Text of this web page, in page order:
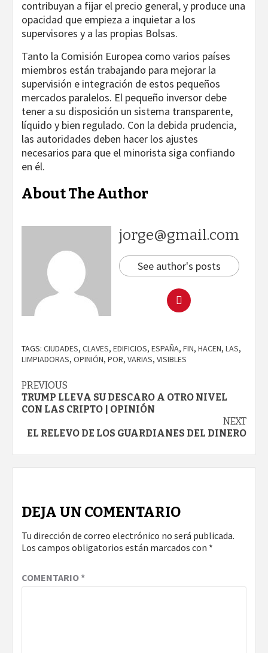
contribuyan a fijar el precio general, y produce una
opacidad que empieza a inquietar a los
supervisores y a las propias Bolsas.
Tanto la Comisión Europea como varios países
miembros están trabajando para mejorar la
supervisión e integración de estos pequeños
mercados paralelos. El pequeño inversor debe
tener a su disposición un sistema transparente,
líquido y bien regulado. Con la debida prudencia,
las autoridades deben hacer los ajustes
necesarios para que el minorista siga confiando
en él.
About The Author
jorge@gmail.com
See author's posts
TAGS: CIUDADES, CLAVES, EDIFICIOS, ESPAÑA, FIN, HACEN, LAS,
LIMPIADORAS, OPINIÓN, POR, VARIAS, VISIBLES
Continue
Reading
PREVIOUS
TRUMP LLEVA SU DESCARO A OTRO NIVEL
CON LAS CRIPTO | OPINIÓN
NEXT
EL RELEVO DE LOS GUARDIANES DEL DINERO
DEJA UN COMENTARIO
Tu dirección de correo electrónico no será publicada.
Los campos obligatorios están marcados con *
COMENTARIO*